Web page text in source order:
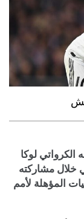
الكرواتي لوكا
خلال مشاركته
المؤهلة لأمم